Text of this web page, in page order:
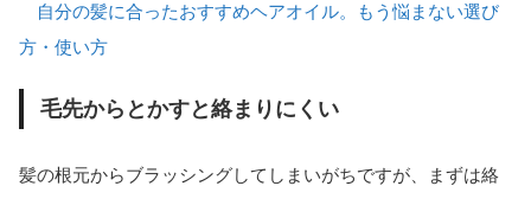
自分の髪に合ったおすすめヘアオイル。もう悩まない選び
方・使い方
毛先からとかすと絡まりにくい
髪の根元からブラッシングしてしまいがちですが、まずは絡